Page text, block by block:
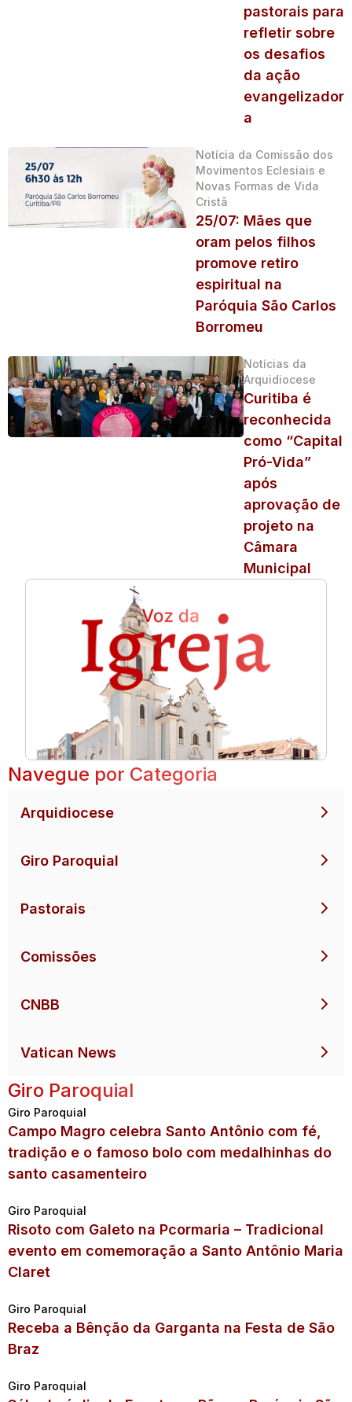
pastorais para
refletir sobre
os desafios
da ação
evangelizador
a
Notícia da Comissão dos
Movimentos Eclesiais e
Novas Formas de Vida
Cristã
25/07: Mães que
oram pelos filhos
promove retiro
espiritual na
Paróquia São Carlos
Borromeu
Notícias da
Arquidiocese
Curitiba é
reconhecida
como “Capital
Pró-Vida”
após
aprovação de
projeto na
Câmara
Municipal
Navegue por Categoria
Arquidiocese
Giro Paroquial
Pastorais
Comissões
CNBB
Vatican News
Giro Paroquial
Giro Paroquial
Campo Magro celebra Santo Antônio com fé,
tradição e o famoso bolo com medalhinhas do
santo casamenteiro
Giro Paroquial
Risoto com Galeto na Pcormaria – Tradicional
evento em comemoração a Santo Antônio Maria
Claret
Giro Paroquial
Receba a Bênção da Garganta na Festa de São
Braz
Giro Paroquial